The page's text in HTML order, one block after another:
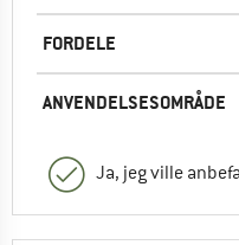
FORDELE
ANVENDELSESOMRÅDE
Ja, jeg ville